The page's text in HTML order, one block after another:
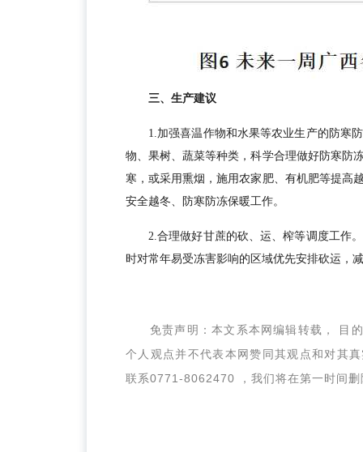
三、生产建议
1.加强喜温作物和水果等农业生产的防寒
物、果树、蔬菜等种类，科学合理做好防寒防
寒，或采用熏烟，施用农家肥、有机肥等提高
安全越冬、防寒防冻保暖工作。
2.合理做好甘蔗的砍、运、榨等调度工作
时对常年易受冻害影响的区域优先安排砍运，
免责声明：本文系本网编辑转载， 目
个人观点并不代表本网赞同其观点和对其
联系0771-8062470 ，我们将在第一时间删